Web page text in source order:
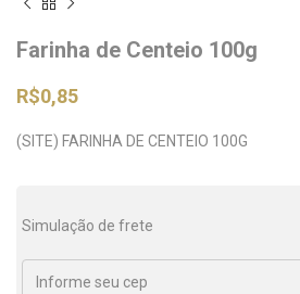
Farinha de Centeio 100g
R$0,85
(SITE) FARINHA DE CENTEIO 100G
Simulação de frete